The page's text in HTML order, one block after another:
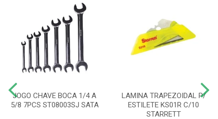
JOGO CHAVE BOCA 1/4 A
5/8 7PCS ST08003SJ SATA
LAMINA TRAPEZOIDAL P/
ESTILETE KS01R C/10
STARRETT